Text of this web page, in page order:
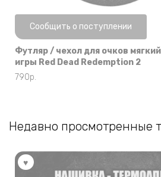
Нет в наличии
Сообщить о поступлении
Футляр / чехол для очков
игры Red Dead Redemption 2
790р.
Недавно просмотренные